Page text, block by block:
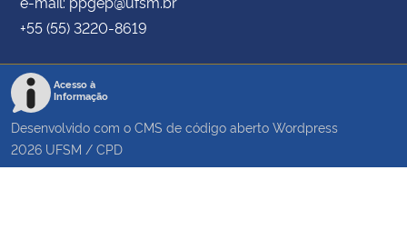
+55 (55) 3220-8619
Acesso à
Informação
Desenvolvido com o CMS de código aberto Wordpress
2026 UFSM / CPD